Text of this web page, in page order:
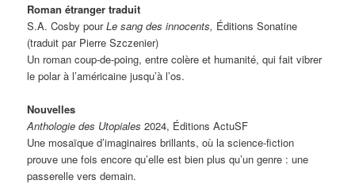
Roman étranger traduit
S.A. Cosby pourLe sang des innocents, Éditions Sonatine
(traduit par Pierre Szczenier)
Un roman coup-de-poing, entre colère et humanité, qui fait vibrer
le polar à l’américaine jusqu’à l’os.
Nouvelles
Anthologie des Utopiales 2024, Éditions ActuSF
Une mosaïque d’imaginaires brillants, où la science-fiction
prouve une fois encore qu’elle est bien plus qu’un genre : une
passerelle vers demain.